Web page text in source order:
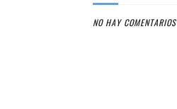
NO HAY COMENTARIOS